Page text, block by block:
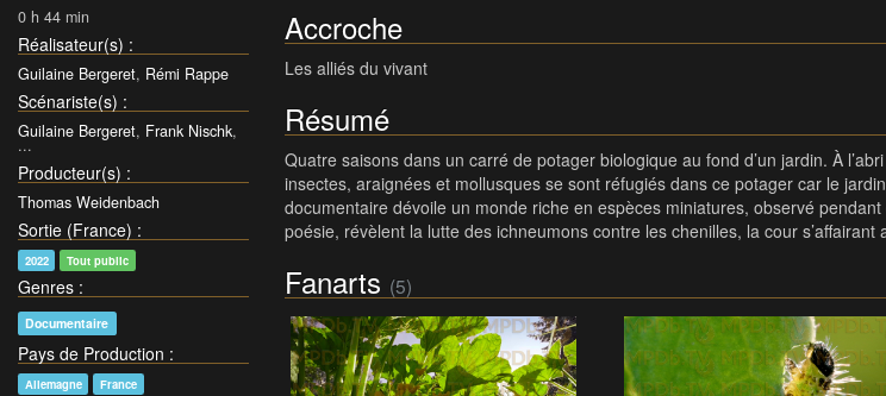
0 h 44 min
Réalisateur(s) :
Guilaine Bergeret, Rémi Rappe
Scénariste(s) :
Guilaine Bergeret, Frank Nischk,
...
Producteur(s) :
Thomas Weidenbach
Sortie (France) :
2022 Tout public
Genres :
Documentaire
Pays de Production :
Allemagne France
Accroche
Les alliés du vivant
Résumé
Quatre saisons dans un carré de potager biologique au fond d’un jardin. À
insectes, araignées et mollusques se sont réfugiés dans ce potager car le
documentaire dévoile un monde riche en espèces miniatures, observé
poésie, révèlent la lutte des ichneumons contre les chenilles, la cour
Fanarts (5)